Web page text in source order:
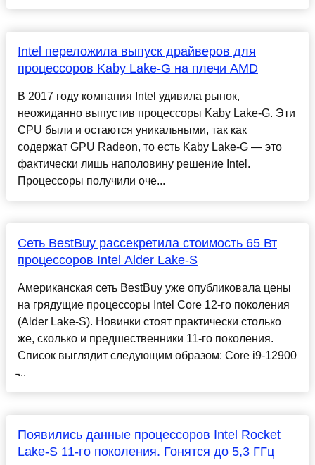
Intel переложила выпуск драйверов для
процессоров Kaby Lake-G на плечи AMD
В 2017 году компания Intel удивила рынок,
неожиданно выпустив процессоры Kaby Lake-G. Эти
CPU были и остаются уникальными, так как
содержат GPU Radeon, то есть Kaby Lake-G — это
фактически лишь наполовину решение Intel.
Процессоры получили оче...
Сеть BestBuy рассекретила стоимость 65 Вт
процессоров Intel Alder Lake-S
Американская сеть BestBuy уже опубликовала цены
на грядущие процессоры Intel Core 12-го поколения
(Alder Lake-S). Новинки стоят практически столько
же, сколько и предшественники 11-го поколения.
Список выглядит следующим образом: Core i9-12900
̵...
Появились данные процессоров Intel Rocket
Lake-S 11-го поколения. Гонятся до 5,3 ГГц